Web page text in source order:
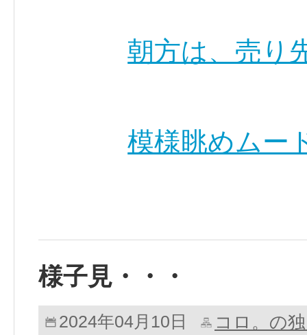
朝方は、売り
模様眺めム
様子見・・・
2024年04月10日 コロ。の